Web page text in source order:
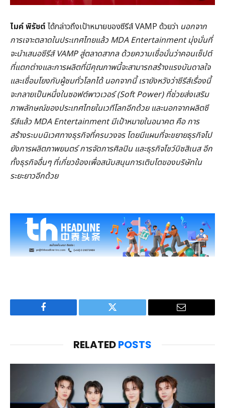
ไมค์ พิรัชต์ ได้กล่าวถึงเป้าหมายของซีรีส์ VAMP ด้วยว่า นอกจาก
การเจาะตลาดในประเทศไทยแล้ว MDA Entertainment มุ่งมั่นที่
จะนำเสนอซีรีส์ VAMP สู่ตลาดสากล ด้วยความเชื่อมั่นว่าคอนเซ็ปต์
ที่แตกต่างและการผลิตที่มีคุณภาพนี้จะสามารถสร้างแรงบันดาลใจ
และเชื่อมโยงกับผู้ชมทั่วโลกได้ นอกจากนี้ เรายังหวังว่าซีรีส์เรื่องนี้
จะกลายเป็นหนึ่งในซอฟต์พาวเวอร์ (Soft Power) ที่ช่วยส่งเสริม
ภาพลักษณ์ของประเทศไทยในเวทีโลกอีกด้วย และนอกจากผลิตซี
รีส์แล้ว MDA Entertainment มีเป้าหมายในอนาคต คือ การ
สร้างระบบนิเวศทางธุรกิจที่ครบวงจร โดยมีแผนที่จะขยายธุรกิจไป
ยังการผลิตภาพยนตร์ การจัดการศิลปิน และธุรกิจโชว์บิซสิเนส อีก
ทั้งธุรกิจอื่นๆ ที่เกี่ยวข้องเพื่อสนับสนุนการเติบโตของบริษัทใน
ระยะยาวอีกด้วย
Facebook Twitter Email
RELATEDPOSTS